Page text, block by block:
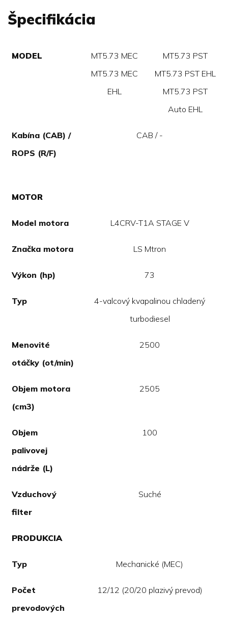
Špecifikácia
MODEL
MT5.73 MEC
MT5.73 MEC
EHL
MT5.73 PST
MT5.73 PST EHL
MT5.73 PST
Auto EHL
Kabína (CAB) /
ROPS (R/F)
CAB / -
MOTOR
Model motora L4CRV-T1A STAGE V
Značka motora LS Mtron
Výkon (hp) 73
Typ
4-valcový kvapalinou chladený
turbodiesel
Menovité
otáčky (ot/min)
2500
Objem motora
(cm3)
2505
Objem
palivovej
nádrže (L)
100
Vzduchový
filter
Suché
PRODUKCIA
Typ Mechanické (MEC)
Počet
prevodových
12/12 (20/20 plazivý prevod)